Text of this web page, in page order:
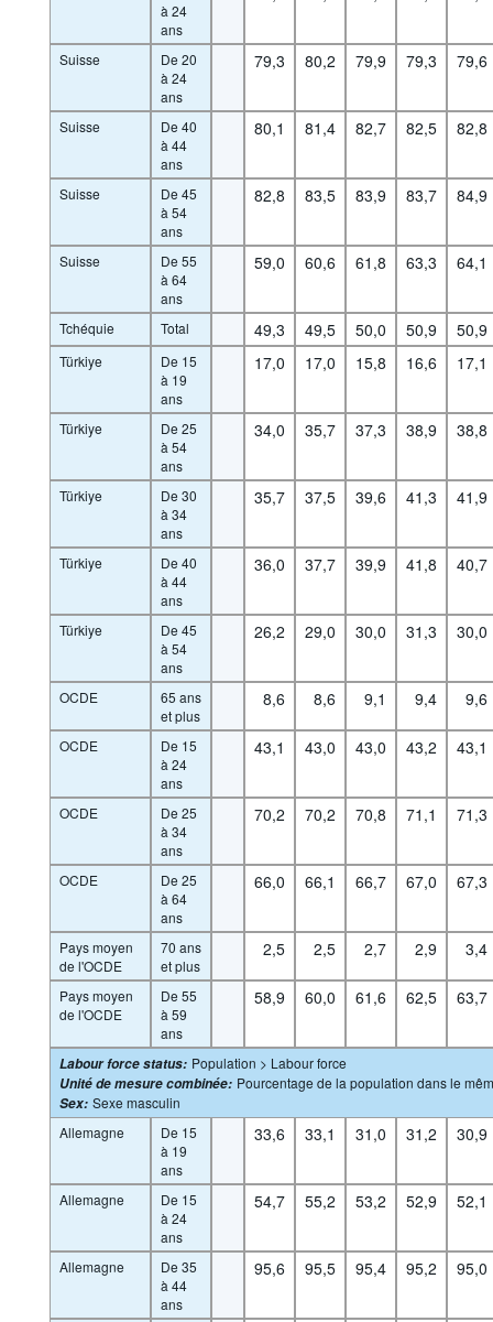
à 24
ans
Suisse
De 20
à 24
ans
79,3 80,2 79,9 79,3 79,6
Suisse
De 40
à 44
ans
80,1 81,4 82,7 82,5 82,8
Suisse
De 45
à 54
ans
82,8 83,5 83,9 83,7 84,9
Suisse
De 55
à 64
ans
59,0 60,6 61,8 63,3 64,1
Tchéquie Total 49,3 49,5 50,0 50,9 50,9
Türkiye
De 15
à 19
ans
17,0 17,0 15,8 16,6 17,1
Türkiye
De 25
à 54
ans
34,0 35,7 37,3 38,9 38,8
Türkiye
De 30
à 34
ans
35,7 37,5 39,6 41,3 41,9
Türkiye
De 40
à 44
ans
36,0 37,7 39,9 41,8 40,7
Türkiye
De 45
à 54
ans
26,2 29,0 30,0 31,3 30,0
OCDE
65 ans
et plus
8,6 8,6 9,1 9,4 9,6
OCDE
De 15
à 24
ans
43,1 43,0 43,0 43,2 43,1
OCDE
De 25
à 34
ans
70,2 70,2 70,8 71,1 71,3
OCDE
De 25
à 64
ans
66,0 66,1 66,7 67,0 67,3
Pays moyen
de l'OCDE
70 ans
et plus
2,5 2,5 2,7 2,9 3,4
Pays moyen
de l'OCDE
De 55
à 59
ans
58,9 60,0 61,6 62,5 63,7
Labour force status: Population > Labour force
Unité de mesure combinée: Pourcentage de la population dans le
Sex: Sexe masculin
Allemagne
De 15
à 19
ans
33,6 33,1 31,0 31,2 30,9
Allemagne
De 15
à 24
ans
54,7 55,2 53,2 52,9 52,1
Allemagne
De 35
à 44
ans
95,6 95,5 95,4 95,2 95,0